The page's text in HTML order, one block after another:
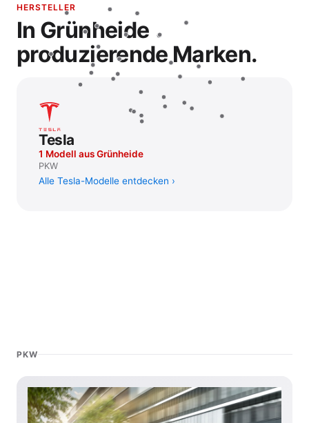
HERSTELLER
In Grünheide
produzierende Marken.
Tesla
1 Modell aus Grünheide
PKW
Alle Tesla-Modelle entdecken
PKW